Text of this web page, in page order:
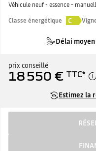
Véhicule neuf - essence -
Classe énergétique
C
Délai
prix conseillé
18 550 € TTC*
Estimez la